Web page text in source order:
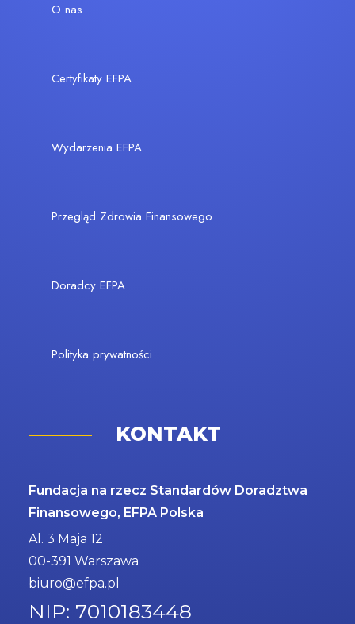
O nas
Certyfikaty EFPA
Wydarzenia EFPA
Przegląd Zdrowia Finansowego
Doradcy EFPA
Polityka prywatności
KONTAKT
Fundacja na rzecz Standardów Doradztwa
Finansowego, EFPA Polska
Al. 3 Maja 12
00-391 Warszawa
biuro@efpa.pl
NIP: 7010183448